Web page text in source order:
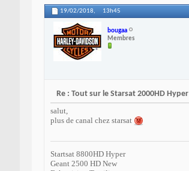
19/02/2018, 13h45
bougaa
Membres
Re : Tout sur le Starsat 2000HD Hyper
salut,
plus de canal chez starsat
Startsat 8800HD Hyper
Geant 2500 HD New